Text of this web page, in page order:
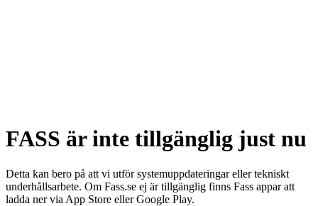
FASS är inte tillgänglig just nu
Detta kan bero på att vi utför systemuppdateringar eller tekniskt
underhållsarbete. Om Fass.se ej är tillgänglig finns Fass appar att
ladda ner via App Store eller Google Play.